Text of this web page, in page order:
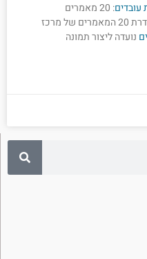
עובדים
: 20 מאמרים
שהופכים ידע למערכת ניהול סדרת 20 המאמרים של מרכז
נועדה ליצור תמונה